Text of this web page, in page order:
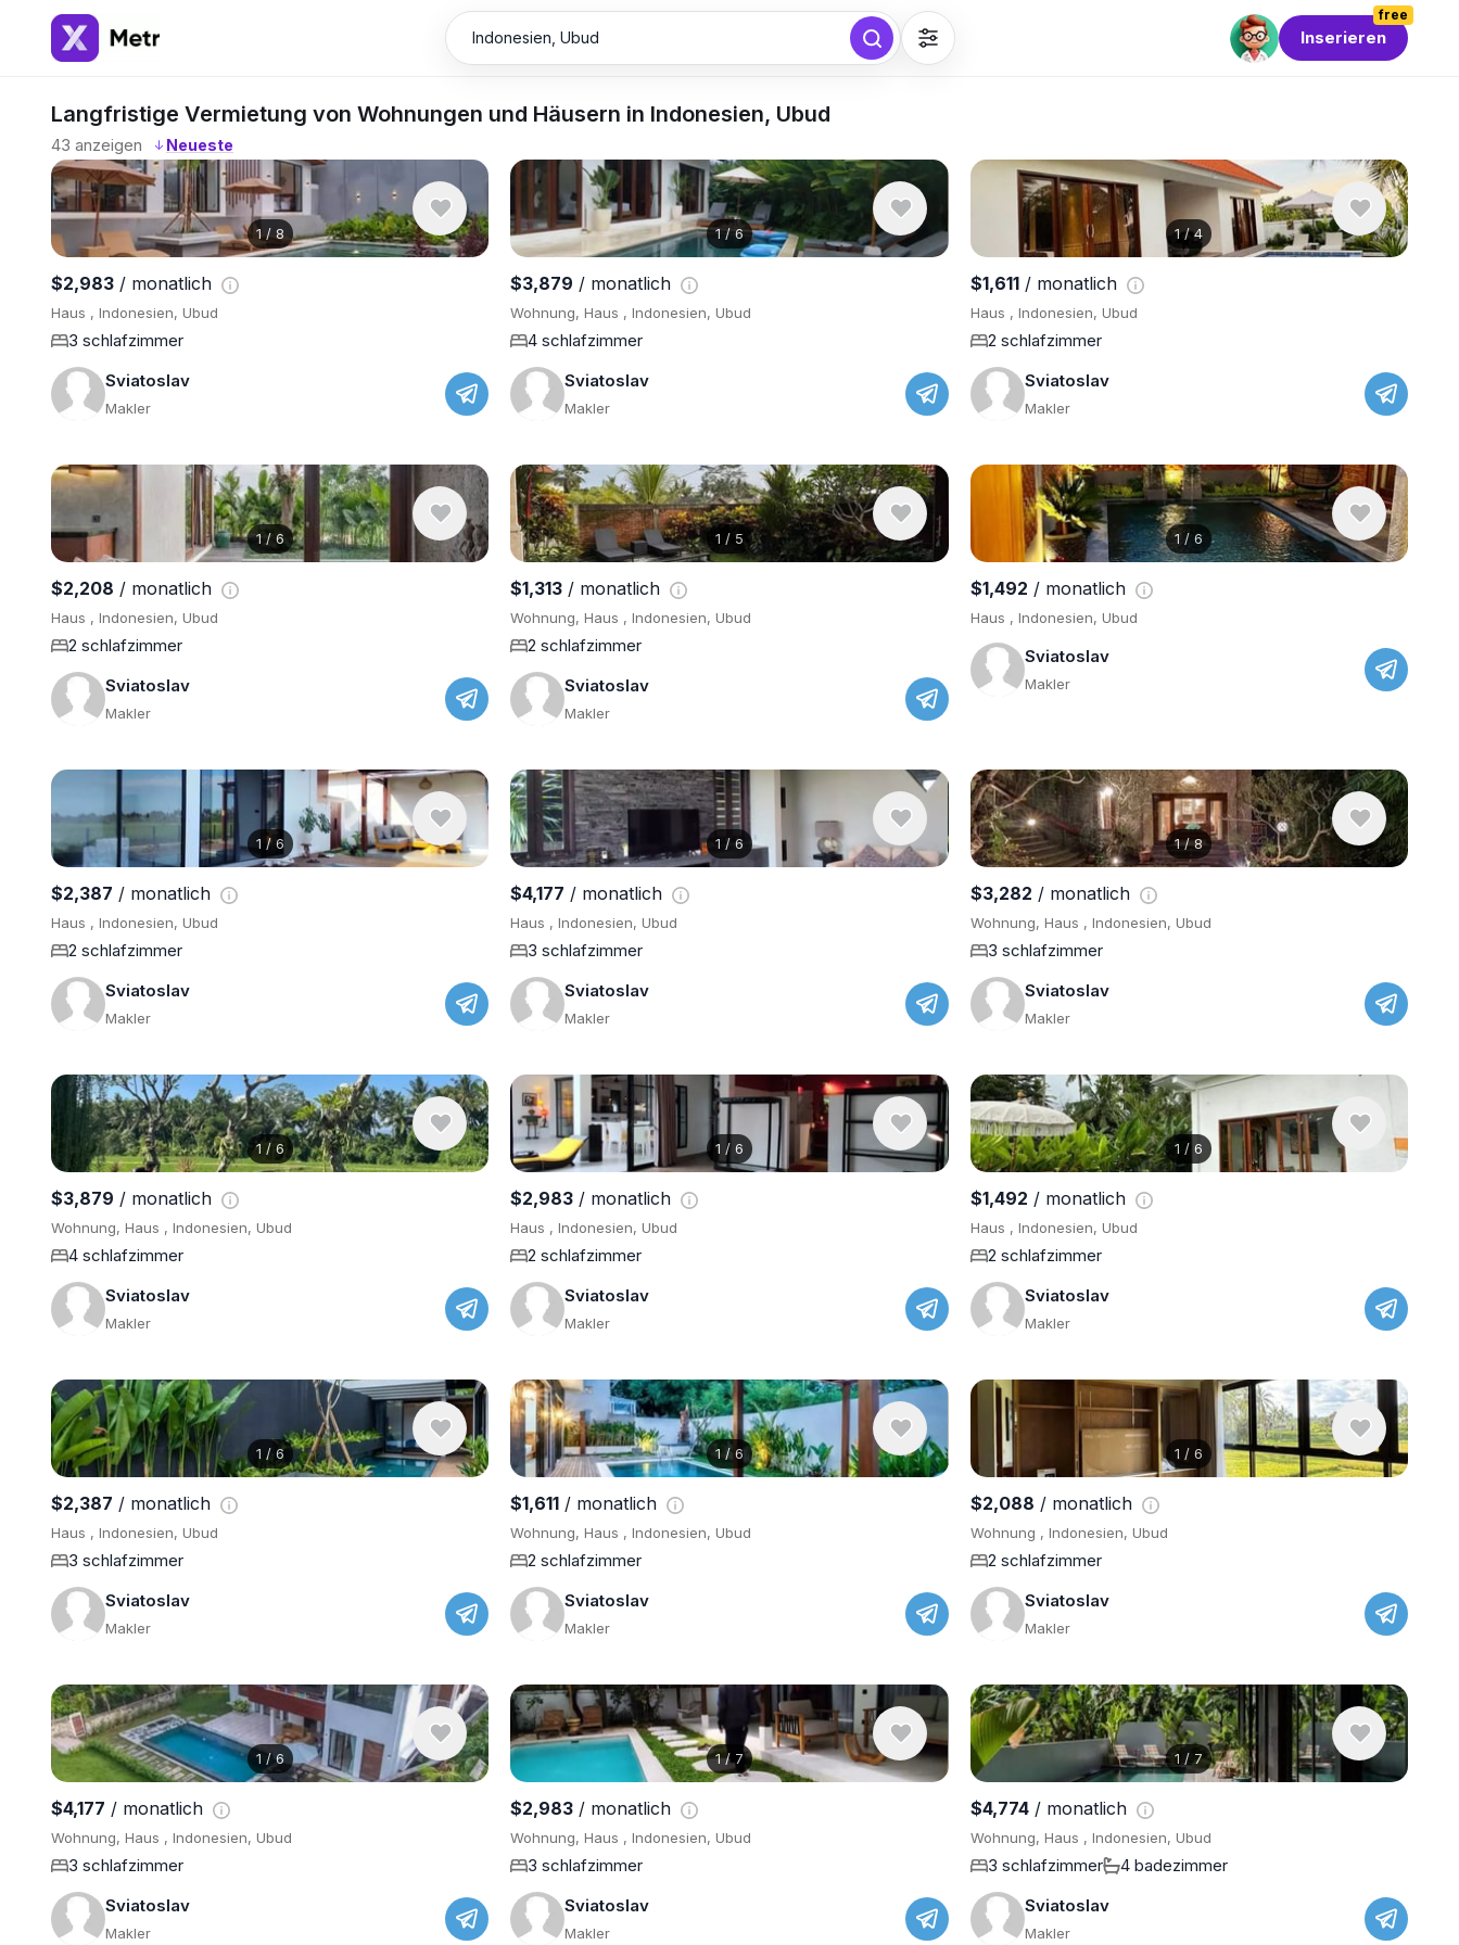
Indonesien, Ubud
free
Inserieren
Langfristige Vermietung von Wohnungen und Häusern in Indonesien, Ubud
43 anzeigen ↓
1/ 8
$2,983 / monatlich
Haus , Indonesien, Ubud
3 schlafzimmer
Sviatoslav
Makler
1/6
$3,879 / monatlich
Wohnung, Haus , Indonesien, Ubud
4 schlafzimmer
Sviatoslav
Makler
1/4
$1,611/ monatlich
Haus , Indonesien, Ubud
2 schlafzimmer
Sviatoslav
Makler
1/6
$2,208 / monatlich
Haus , Indonesien, Ubud
2 schlafzimmer
Sviatoslav
Makler
1 / 5
$1,313 / monatlich
Wohnung, Haus , Indonesien, Ubud
2 schlafzimmer
Sviatoslav
Makler
1/6
$1,492 / monatlich
Haus , Indonesien, Ubud
Sviatoslav
Makler
1 /6
$2,387 / monatlich
Haus , Indonesien, Ubud
2 schlafzimmer
Sviatoslav
Makler
1 / 6
$4,177 / monatlich
Haus , Indonesien, Ubud
3 schlafzimmer
Sviatoslav
Makler
1/8
$3,282 / monatlich
Wohnung, Haus , Indonesien, Ubud
3 schlafzimmer
Sviatoslav
Makler
1 / 6
$3,879 / monatlich
Wohnung, Haus , Indonesien, Ubud
4 schlafzimmer
Sviatoslav
Makler
1 / 6
$2,983 / monatlich
Haus , Indonesien, Ubud
2 schlafzimmer
Sviatoslav
Makler
1 /6
$1,492 / monatlich
Haus , Indonesien, Ubud
2 schlafzimmer
Sviatoslav
Makler
1 / 6
$2,387 / monatlich
Haus , Indonesien, Ubud
3 schlafzimmer
Sviatoslav
Makler
1 /6
$1,611 / monatlich
Wohnung, Haus , Indonesien, Ubud
2 schlafzimmer
Sviatoslav
Makler
1 /6
$2,088 / monatlich
Wohnung , Indonesien, Ubud
2 schlafzimmer
Sviatoslav
Makler
1 /6
$4,177 / monatlich
Wohnung, Haus , Indonesien, Ubud
3 schlafzimmer
Sviatoslav
Makler
1/ 7
$2,983 / monatlich
Wohnung, Haus , Indonesien, Ubud
3 schlafzimmer
Sviatoslav
Makler
1 /7
$4,774/ monatlich
Wohnung, Haus , Indonesien, Ubud
3 schlafzimmer
4 badezimmer
Sviatoslav
Makler